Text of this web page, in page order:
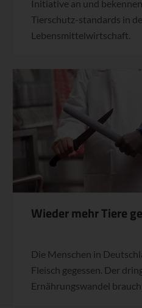
Initiative an und
Tierschutz-standards in
Lebensmittelwirtschaft.
Wieder mehr Tiere
Die Menschen in
Fleisch gegessen. Der
Ernährungswandel